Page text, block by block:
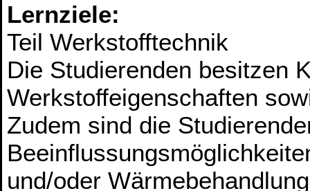
Lernziele:
Teil Werkstofftechnik
Die Studierenden besitzen
Werkstoffeigenschaften
Zudem sind die
und/oder